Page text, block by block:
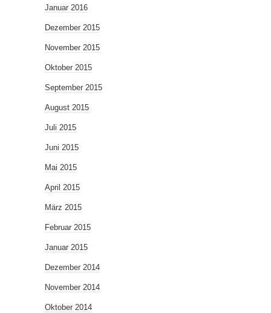
Januar 2016
Dezember 2015
November 2015
Oktober 2015
September 2015
August 2015
Juli 2015
Juni 2015
Mai 2015
April 2015
März 2015
Februar 2015
Januar 2015
Dezember 2014
November 2014
Oktober 2014